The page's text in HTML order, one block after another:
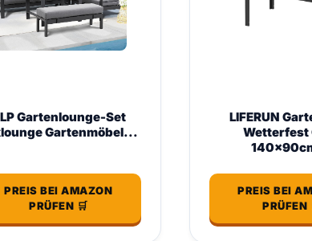
Gartenlounge-Set
Gartenmöbel...
PREIS BEI AMAZON
PRÜFEN 🛒
LIFERUN
Wetterfest
PREIS BEI
PRÜFEN